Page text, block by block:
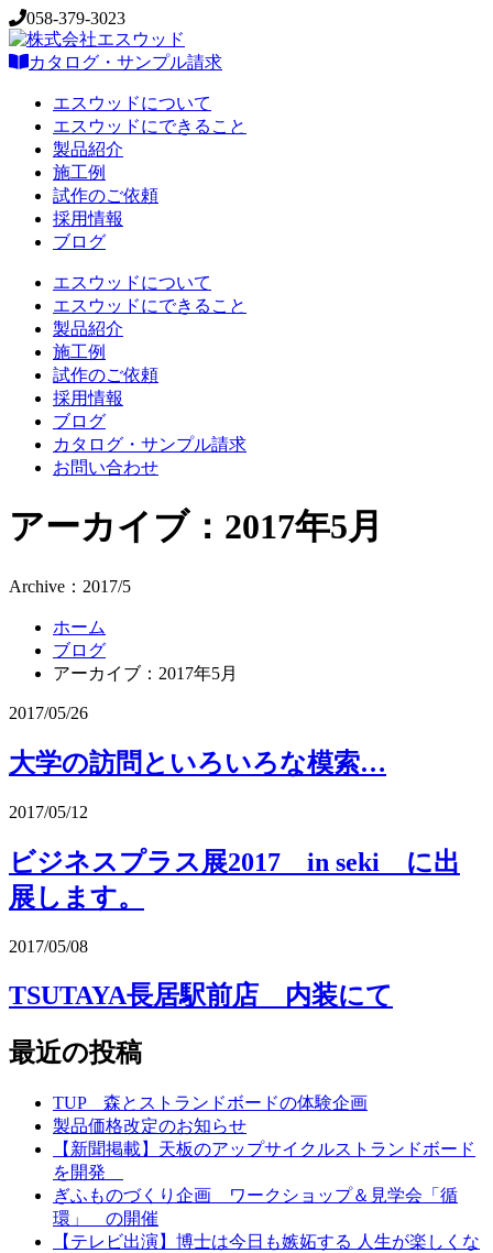
058-379-3023
カタログ・サンプル請求
エスウッドについて
エスウッドにできること
製品紹介
施工例
試作のご依頼
採用情報
ブログ
エスウッドについて
エスウッドにできること
製品紹介
施工例
試作のご依頼
採用情報
ブログ
カタログ・サンプル請求
お問い合わせ
アーカイブ：2017年5月
Archive：2017/5
ホーム
ブログ
アーカイブ：2017年5月
2017/05/26
大学の訪問といろいろな模索…
2017/05/12
ビジネスプラス展2017 in seki に出
展します。
2017/05/08
TSUTAYA長居駅前店 内装にて
最近の投稿
TUP 森とストランドボードの体験企画
製品価格改定のお知らせ
【新聞掲載】天板のアップサイクルストランドボード
を開発
ぎふものづくり企画 ワークショップ＆見学会「循
環」 の開催
【テレビ出演】博士は今日も嫉妬する 人生が楽しくな